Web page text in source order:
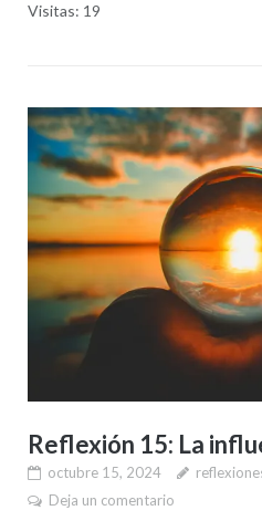
Visitas: 19
Reflexión 15: La
octubre 15, 2024
Deja un comentario